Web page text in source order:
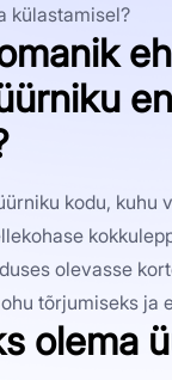
külastamisel?
kodu, kuhu
olevasse
tõrjumiseks ja
olema